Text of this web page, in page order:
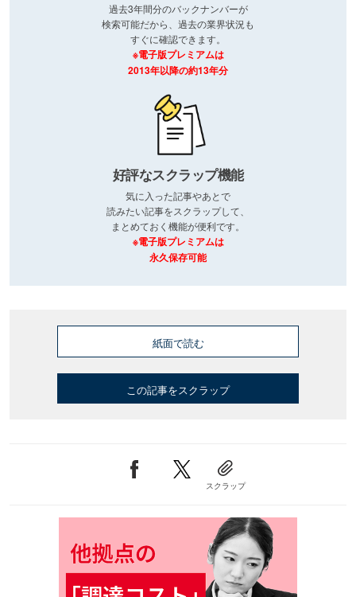
過去3年間分のバックナンバーが
検索可能だから、過去の業界状況も
すぐに確認できます。
※電子版プレミアムは
2013年以降の約13年分
好評なスクラップ機能
気に入った記事やあとで
読みたい記事をスクラップして、
まとめておく機能が便利です。
※電子版プレミアムは
永久保存可能
紙面で読む
この記事をスクラップ
スクラップ